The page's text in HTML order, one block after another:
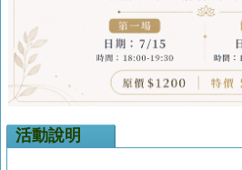
活動說明